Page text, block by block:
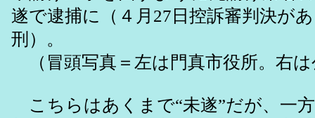
遂で逮捕に（４月27日控訴審判決が
刑）。
（冒頭写真＝左は門真市役所。右
こちらはあくまで“未遂”だが、一